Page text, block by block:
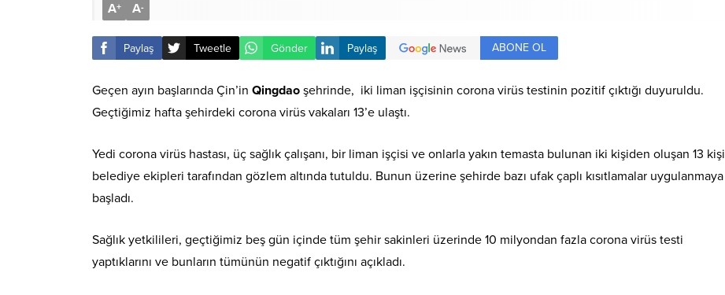
A+ A-
Paylaş Tweetle Gönder Paylaş ABONE OL
Geçen ayın başlarında Çin’in Qingdao şehrinde, iki liman işçisinin corona virüs testinin pozitif çıktığı duyuruldu.
Geçtiğimiz hafta şehirdeki corona virüs vakaları 13’e ulaştı.
Yedi corona virüs hastası, üç sağlık çalışanı, bir liman işçisi ve onlarla yakın temasta bulunan iki kişiden oluşan 13 kişi
belediye ekipleri tarafından gözlem altında tutuldu. Bunun üzerine şehirde bazı ufak çaplı kısıtlamalar uygulanmaya
başladı.
Sağlık yetkilileri, geçtiğimiz beş gün içinde tüm şehir sakinleri üzerinde 10 milyondan fazla corona virüs testi
yaptıklarını ve bunların tümünün negatif çıktığını açıkladı.